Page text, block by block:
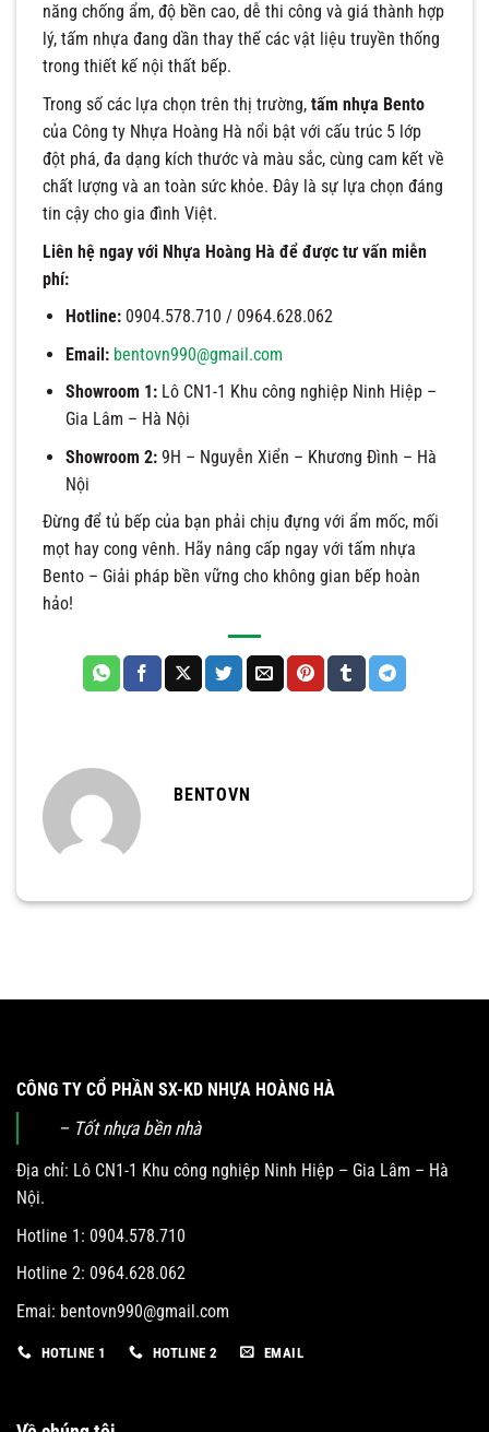
năng chống ẩm, độ bền cao, dễ thi công và giá thành hợp
lý, tấm nhựa đang dần thay thế các vật liệu truyền thống
trong thiết kế nội thất bếp.
Trong số các lựa chọn trên thị trường, tấm nhựa Bento
của Công ty Nhựa Hoàng Hà nổi bật với cấu trúc 5 lớp
đột phá, đa dạng kích thước và màu sắc, cùng cam kết về
chất lượng và an toàn sức khỏe. Đây là sự lựa chọn đáng
tin cậy cho gia đình Việt.
Liên hệ ngay với Nhựa Hoàng Hà để được tư vấn miễn
phí:
Hotline:0904.578.710 / 0964.628.062
Email: bentovn990@gmail.com
Showroom 1:Lô CN1-1 Khu công nghiệp Ninh Hiệp –
Gia Lâm – Hà Nội
Showroom 2:9H – Nguyễn Xiển – Khương Đình – Hà
Nội
Đừng để tủ bếp của bạn phải chịu đựng với ẩm mốc, mối
mọt hay cong vênh. Hãy nâng cấp ngay với tấm nhựa
Bento – Giải pháp bền vững cho không gian bếp hoàn
hảo!
BENTOVN
CÔNG TY CỔ PHẦN SX-KD NHỰA HOÀNG HÀ
– Tốt nhựa bền nhà
Địa chỉ: Lô CN1-1 Khu công nghiệp Ninh Hiệp – Gia Lâm – Hà
Nội.
Hotline 1: 0904.578.710
Hotline 2: 0964.628.062
Emai: bentovn990@gmail.com
HOTLINE 1 HOTLINE 2 EMAIL